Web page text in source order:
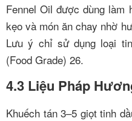
Fennel Oil được dùng làm
kẹo và món ăn chay nhờ
Lưu ý chỉ sử dụng loại
(Food Grade) 26.
4.3 Liệu Pháp
Khuếch tán 3–5 giọt tinh